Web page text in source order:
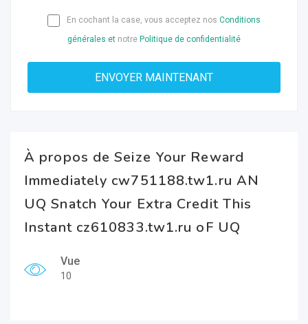
En cochant la case, vous acceptez nos Conditions
générales et notre Politique de confidentialité
À propos de Seize Your Reward
Immediately cw751188.tw1.ru AN
UQ Snatch Your Extra Credit This
Instant cz610833.tw1.ru oF UQ
Vue
10